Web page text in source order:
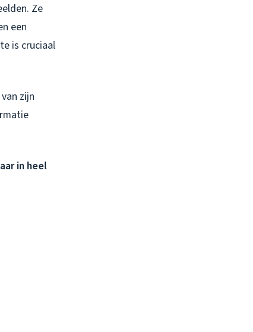
Ze
een
is cruciaal
zijn
in heel